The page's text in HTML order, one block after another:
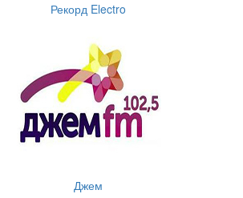
Рекорд Electro
Джем